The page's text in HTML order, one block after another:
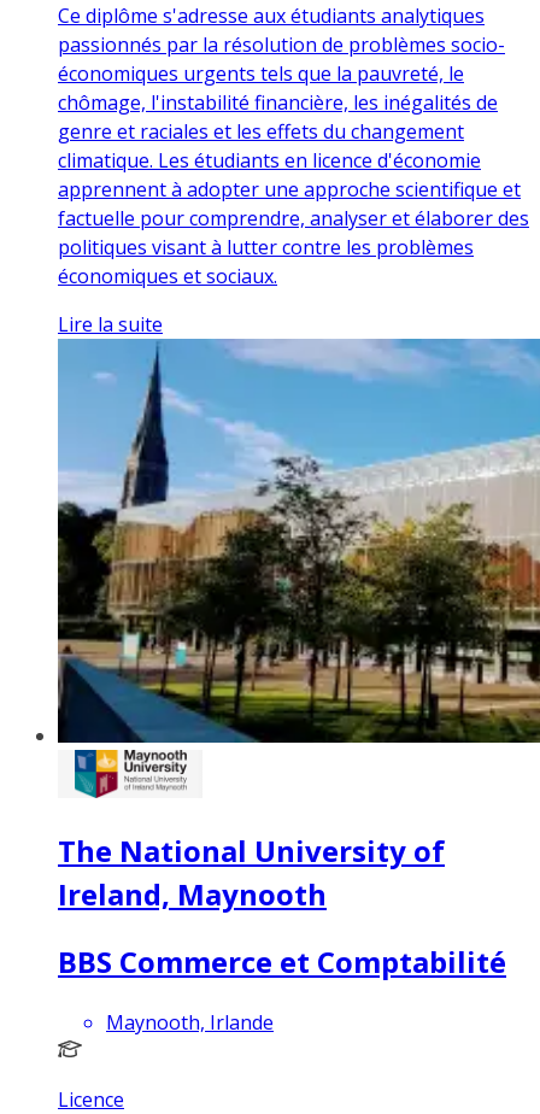
Ce diplôme s'adresse aux étudiants analytiques
passionnés par la résolution de problèmes socio-
économiques urgents tels que la pauvreté, le
chômage, l'instabilité financière, les inégalités de
genre et raciales et les effets du changement
climatique. Les étudiants en licence d'économie
apprennent à adopter une approche scientifique et
factuelle pour comprendre, analyser et élaborer des
politiques visant à lutter contre les problèmes
économiques et sociaux.
Lire la suite
The National University of
Ireland, Maynooth
BBS Commerce et Comptabilité
Maynooth, Irlande
Licence